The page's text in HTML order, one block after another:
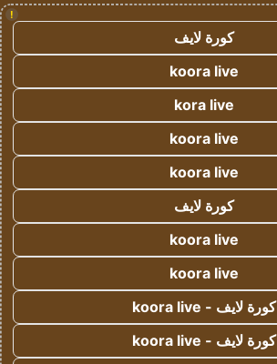
!
كورة لايف
koora live
kora live
koora live
koora live
كورة لايف
koora live
koora live
كورة لايف - koora live
كورة لايف - koora live